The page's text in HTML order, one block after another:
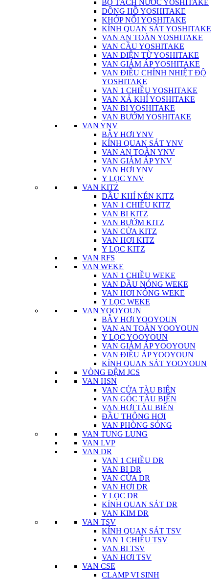
BỘ TÁCH NƯỚC YOSHITAKE
ĐỒNG HỒ YOSHITAKE
KHỚP NỐI YOSHITAKE
KÍNH QUAN SÁT YOSHITAKE
VAN AN TOÀN YOSHITAKE
VAN CẦU YOSHITAKE
VAN ĐIỆN TỪ YOSHITAKE
VAN GIẢM ÁP YOSHITAKE
VAN ĐIỀU CHỈNH NHIỆT ĐỘ
YOSHITAKE
VAN 1 CHIỀU YOSHITAKE
VAN XẢ KHÍ YOSHITAKE
VAN BI YOSHITAKE
VAN BƯỚM YOSHITAKE
VAN YNV
BẪY HƠI YNV
KÍNH QUAN SÁT YNV
VAN AN TOÀN YNV
VAN GIẢM ÁP YNV
VAN HƠI YNV
Y LỌC YNV
VAN KITZ
ĐẦU KHÍ NÉN KITZ
VAN 1 CHIỀU KITZ
VAN BI KITZ
VAN BƯỚM KITZ
VAN CỬA KITZ
VAN HƠI KITZ
Y LỌC KITZ
VAN RFS
VAN WEKE
VAN 1 CHIỀU WEKE
VAN DẦU NÓNG WEKE
VAN HƠI NÓNG WEKE
Y LỌC WEKE
VAN YOOYOUN
BẪY HƠI YOOYOUN
VAN AN TOÀN YOOYOUN
Y LỌC YOOYOUN
VAN GIẢM ÁP YOOYOUN
VAN ĐIỀU ÁP YOOYOUN
KÍNH QUAN SÁT YOOYOUN
VÒNG ĐỆM JCS
VAN HSN
VAN CỬA TÀU BIỂN
VAN GÓC TÀU BIỂN
VAN HƠI TÀU BIỂN
ĐẦU THÔNG HƠI
VAN PHÒNG SÓNG
VAN TUNG LUNG
VAN LVP
VAN DR
VAN 1 CHIỀU DR
VAN BI DR
VAN CỬA DR
VAN HƠI DR
Y LỌC DR
KÍNH QUAN SÁT DR
VAN KIM DR
VAN TSV
KÍNH QUAN SÁT TSV
VAN 1 CHIỀU TSV
VAN BI TSV
VAN HƠI TSV
VAN CSE
CLAMP VI SINH